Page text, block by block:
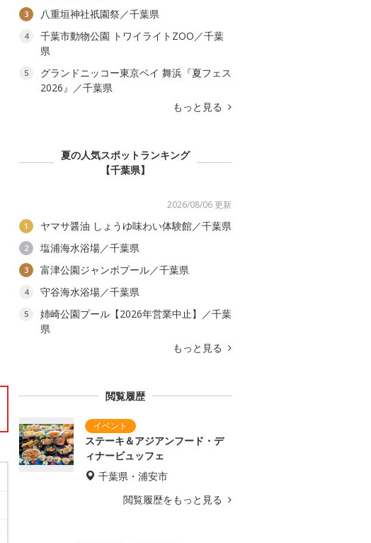
3 八重垣神社祇園祭／千葉県
4
千葉市動物公園 トワイライトZOO／千葉
県
5
グランドニッコー東京ベイ 舞浜『夏フェス
2026』／千葉県
もっと見る
夏の人気スポットランキング
【千葉県】
2026/08/06 更新
1 ヤマサ醤油 しょうゆ味わい体験館／千葉県
2 塩浦海水浴場／千葉県
3 富津公園ジャンボプール／千葉県
4 守谷海水浴場／千葉県
5
姉崎公園プール【2026年営業中止】／千葉
県
もっと見る
閲覧履歴
ステーキ＆アジアンフード・デ
ィナービュッフェ
千葉県・浦安市
閲覧履歴をもっと見る